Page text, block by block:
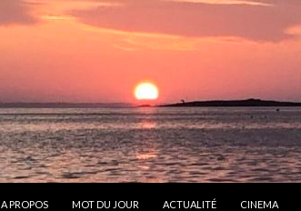
A PROPOS MOT DU JOUR ACTUALITÉ CINEMA